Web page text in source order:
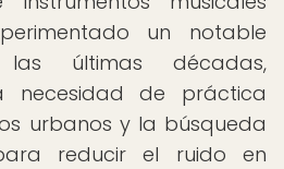
un notable
últimas décadas,
necesidad de práctica
urbanos y la búsqueda
reducir el ruido en